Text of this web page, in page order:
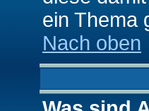
ein Thema
Nach oben